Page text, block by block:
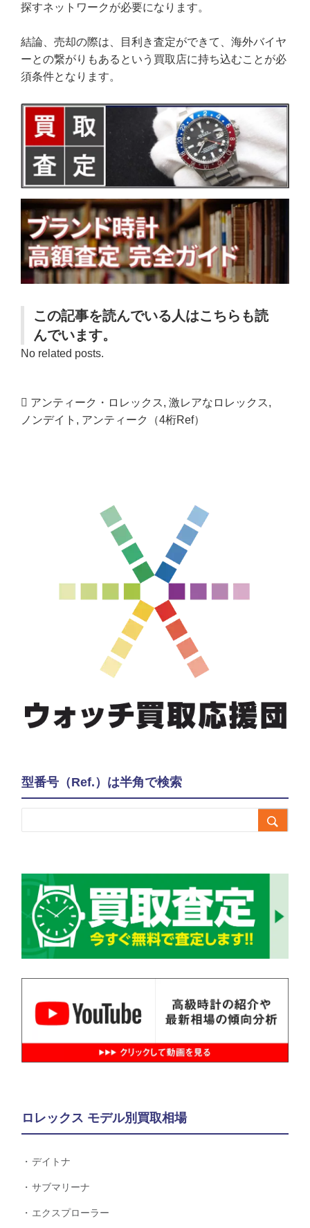
探すネットワークが必要になります。
結論、売却の際は、目利き査定ができて、海外バイヤ
ーとの繋がりもあるという買取店に持ち込むことが必
須条件となります。
この記事を読んでいる人はこちらも読
んでいます。
No related posts.
アンティーク・ロレックス, 激レアなロレックス,
ノンデイト , アンティーク（4桁Ref）
型番号（Ref.）は半角で検索

ロレックス モデル別買取相場
デイトナ
サブマリーナ
エクスプローラー